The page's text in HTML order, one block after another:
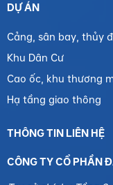
DỰ ÁN
Cảng, sân bay, thủy
Khu Dân Cư
Cao ốc, khu thương
Hạ tầng giao thông
THÔNG TIN LIÊN HỆ
CÔNG TY CỔ PHẦN